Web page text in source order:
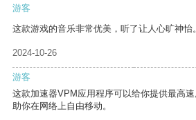
游客
这款游戏的音乐非常优美，听了让人心旷神怡。
2024-10-26
游客
这款加速器VPM应用程序可以给你提供最高
助你在网络上自由移动。